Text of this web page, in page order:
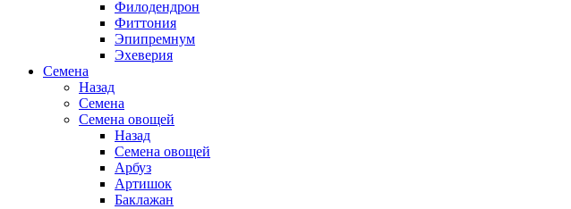
Филодендрон
Фиттония
Эпипремнум
Эхеверия
Семена
Назад
Семена
Семена овощей
Назад
Семена овощей
Арбуз
Артишок
Баклажан